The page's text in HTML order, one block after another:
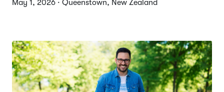
May 1, 2026 · Queenstown, New Zealand